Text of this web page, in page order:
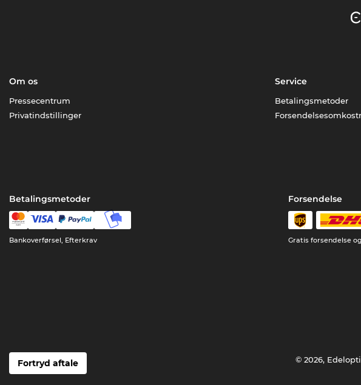
Om os
Pressecentrum
Privatindstillinger
Service
Betalingsmetoder
Betalingsmetoder
Bankoverførsel, Efterkrav
Forsendelse
Gratis forsendelse
Fortryd aftale © 2026,